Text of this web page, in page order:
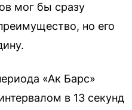
мог бы сразу
но его
«Ак Барс»
в 13 секунд